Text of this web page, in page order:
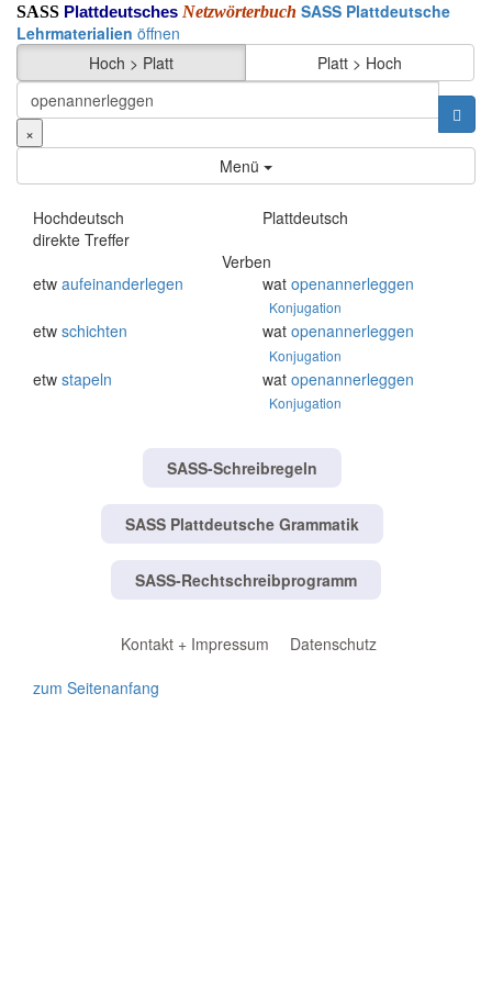
SASS Plattdeutsches Netzwörterbuch SASS Plattdeutsche
Lehrmaterialien öffnen
Hoch > Platt
Platt > Hoch
×
Menü
Hochdeutsch
Plattdeutsch
direkte Treffer
Verben
etw aufeinanderlegen wat openannerleggen
Konjugation
etw schichten wat openannerleggen
Konjugation
etw stapeln wat openannerleggen
Konjugation
SASS-Schreibregeln
SASS Plattdeutsche Grammatik
SASS-Rechtschreibprogramm
Kontakt + Impressum
Datenschutz
zum Seitenanfang